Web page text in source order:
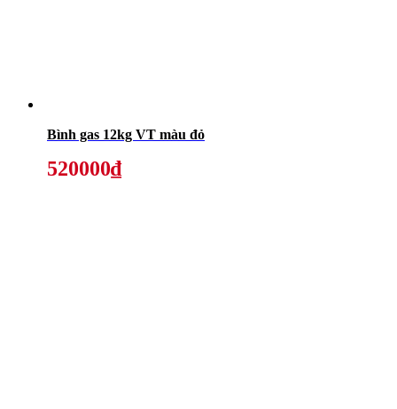
Bình gas 12kg VT màu đỏ
520000₫